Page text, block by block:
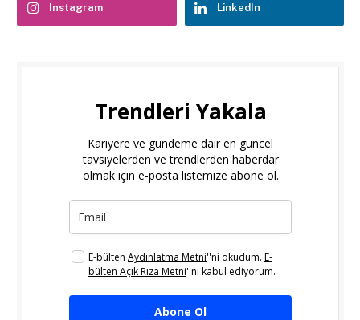
Instagram LinkedIn
Trendleri Yakala
Kariyere ve gündeme dair en güncel
tavsiyelerden ve trendlerden haberdar
olmak için e-posta listemize abone ol.
E-bülten Aydınlatma Metni''ni okudum. E-
bülten Açık Rıza Metni''ni kabul ediyorum.
Abone Ol